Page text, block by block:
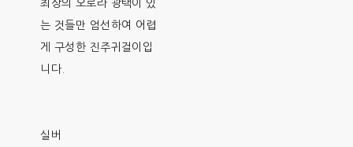
최상의 오로라 광택이 있
는 것들만 엄선하여 어렵
게 구성한 진주귀걸이입
니다.
실버